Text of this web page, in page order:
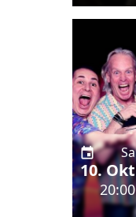
Sa
10. Okt
20:00